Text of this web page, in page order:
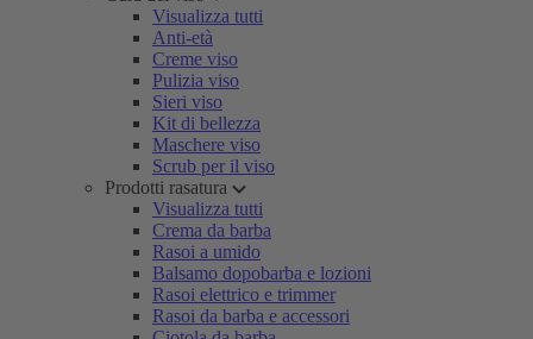
Visualizza tutti
Anti-età
Creme viso
Pulizia viso
Sieri viso
Kit di bellezza
Maschere viso
Scrub per il viso
Prodotti rasatura
Visualizza tutti
Crema da barba
Rasoi a umido
Balsamo dopobarba e lozioni
Rasoi elettrico e trimmer
Rasoi da barba e accessori